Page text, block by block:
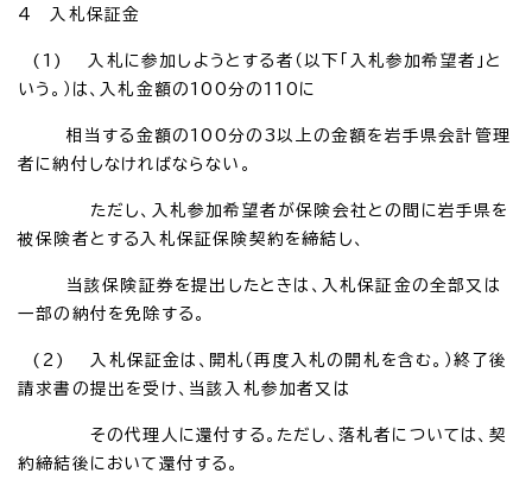
4 入札保証金
(1) 入札に参加しようとする者（以下「入札参加希望者」と
いう。）は、入札金額の100分の110に
相当する金額の100分の3以上の金額を岩手県会計管理
者に納付しなければならない。
ただし、入札参加希望者が保険会社との間に岩手県を
被保険者とする入札保証保険契約を締結し、
当該保険証券を提出したときは、入札保証金の全部又は
一部の納付を免除する。
(2) 入札保証金は、開札（再度入札の開札を含む。）終了後
請求書の提出を受け、当該入札参加者又は
その代理人に還付する。ただし、落札者については、契
約締結後において還付する。